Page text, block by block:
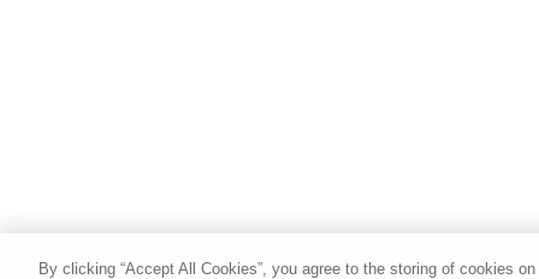
By clicking “Accept All Cookies”, you agree to the storing of cookies